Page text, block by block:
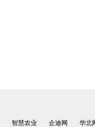
智慧农业 企迪网 华北